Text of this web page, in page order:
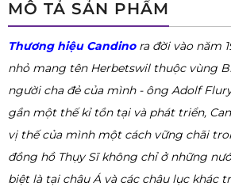
MÔ TẢ SẢN PHẨM
Thương hiệu Candinora đời vào năm
nhỏ mang tên Herbetswil thuộc vùng
người cha đẻ của mình - ông Adolf
gần một thế kỉ tồn tại và phát triển,
vị thế của mình một cách vững chãi
đồng hồ Thụy Sĩ không chỉ ở những
biệt là tại châu Á và các châu lục khác